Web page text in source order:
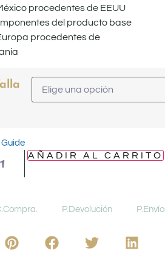
procedentes de EEUU
del producto base
procedentes de
Guide
AÑADIR AL CARRITO
P.Devolución